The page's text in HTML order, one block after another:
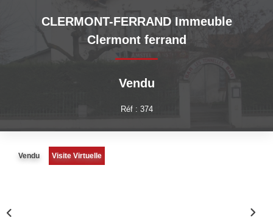
Estimer Mon Bien
Combien D’acquéreurs Potentiels Pour Mon Bien ?
Espace Vendeur
CLERMONT-FERRAND Immeuble
Clermont ferrand
Vendu
Réf : 374
Vendu Visite Virtuelle